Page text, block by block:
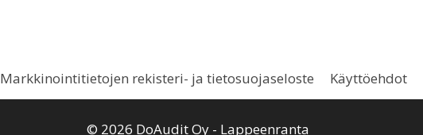
Markkinointitietojen rekisteri- ja tietosuojaseloste Käyttöehdot
© 2026 DoAudit Oy - Lappeenranta